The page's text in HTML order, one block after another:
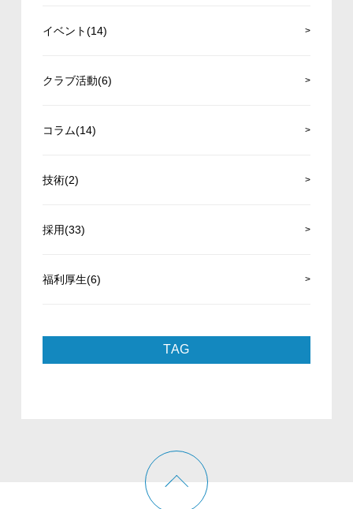
イベント(14)
クラブ活動(6)
コラム(14)
技術(2)
採用(33)
福利厚生(6)
TAG